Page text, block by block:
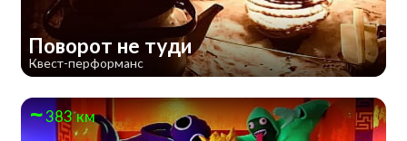
Поворот не туди
Квест-перформанс
383 км